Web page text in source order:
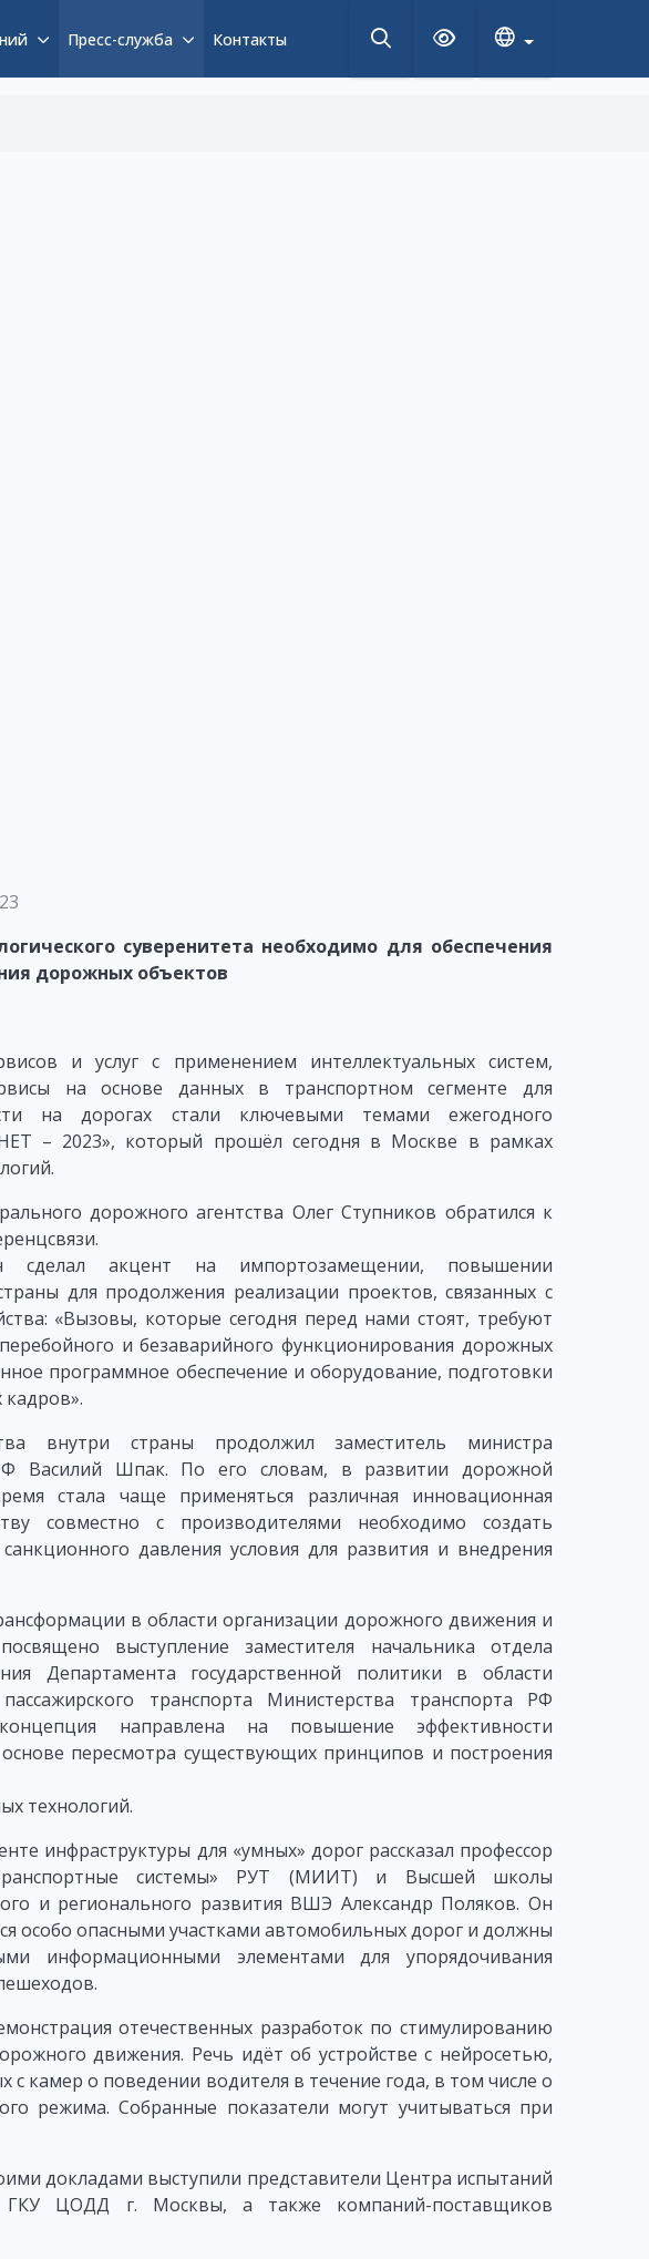
Пресс-служба Контакты
суверенитета необходимо для обеспечения
дорожных объектов
и услуг с применением интеллектуальных систем,
на основе данных в транспортном сегменте для
на дорогах стали ключевыми темами ежегодного
– 2023», который прошёл сегодня в Москве в рамках
дорожного агентства Олег Ступников обратился к
сделал акцент на импортозамещении, повышении
для продолжения реализации проектов, связанных с
«Вызовы, которые сегодня перед нами стоят, требуют
и безаварийного функционирования дорожных
программное обеспечение и оборудование, подготовки
внутри страны продолжил заместитель министра
Василий Шпак. По его словам, в развитии дорожной
стала чаще применяться различная инновационная
совместно с производителями необходимо создать
давления условия для развития и внедрения
в области организации дорожного движения и
выступление заместителя начальника отдела
Департамента государственной политики в области
транспорта Министерства транспорта РФ
направлена на повышение эффективности
пересмотра существующих принципов и построения
технологий.
инфраструктуры для «умных» дорог рассказал профессор
транспортные системы» РУТ (МИИТ) и Высшей школы
и регионального развития ВШЭ Александр Поляков. Он
особо опасными участками автомобильных дорог и должны
информационными элементами для упорядочивания
отечественных разработок по стимулированию
движения. Речь идёт об устройстве с нейросетью,
с камер о поведении водителя в течение года, в том числе о
режима. Собранные показатели могут учитываться при
докладами выступили представители Центра испытаний
ЦОДД г. Москвы, а также компаний-поставщиков